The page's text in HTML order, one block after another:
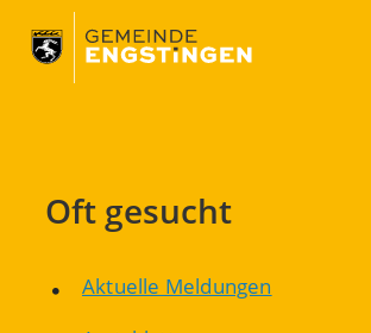
Oft gesucht
Aktuelle Meldungen